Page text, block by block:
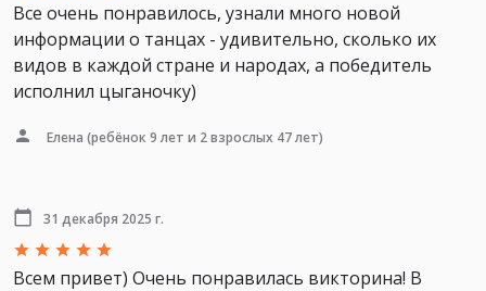
Все очень понравилось, узнали много новой
информации о танцах - удивительно, сколько их
видов в каждой стране и народах, а победитель
исполнил цыганочку)
Елена (ребёнок 9 лет и 2 взрослых 47 лет)
31 декабря 2025 г.
Всем привет) Очень понравилась викторина! В